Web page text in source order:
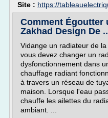
Site : https://
Comment Égoutter
Zakhad Design De
Vidange un radiateur de
vous devez changer un
dysfonctionnement dans
chauffage radiant
à travers un réseau de
maison. Lorsque l'eau
chauffe les ailettes du
ambiant. ...